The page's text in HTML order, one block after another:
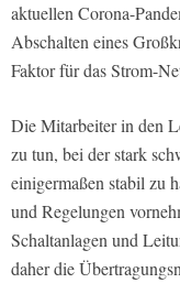
aktuellen Corona-
Abschalten eines
Faktor für das Strom-
Die Mitarbeiter in den
zu tun, bei der stark
einigermaßen stabil zu
und Regelungen
Schaltanlagen und
daher die